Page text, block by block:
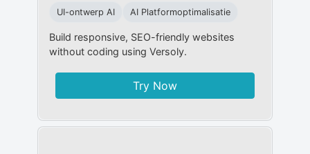
UI-ontwerp AI AI Platformoptimalisatie
Build responsive, SEO-friendly websites
without coding using Versoly.
Try Now